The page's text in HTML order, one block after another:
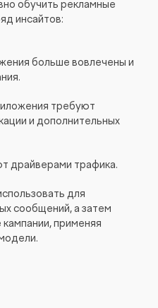
обучить рекламные
инсайтов:
больше вовлечены и
требуют
и дополнительных
драйверами трафика.
для
сообщений, а затем
применяя